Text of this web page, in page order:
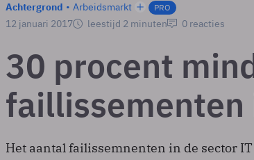
Achtergrond Arbeidsmarkt PRO
12 januari 2017 leestijd 2 minuten 0 reacties
30 procent
faillissementen
Het aantal failissemnenten in de sector